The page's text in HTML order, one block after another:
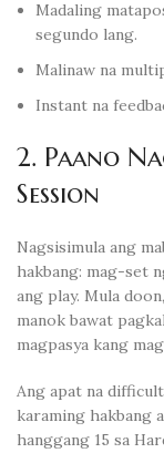
Madaling
segundo lang.
Malinaw na
Instant na
2. Paano
Session
Nagsisimula ang
hakbang: mag-set
ang play. Mula
manok bawat
magpasya kang
Ang apat na
karaming hakbang
hanggang 15 sa